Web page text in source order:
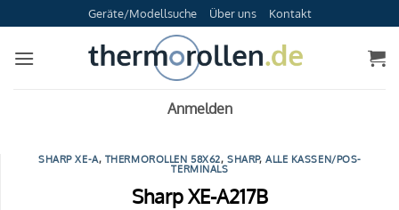
Inhalt
springen
Geräte/Modellsuche Über uns Kontakt
Anmelden
SHARP XE-A, THERMOROLLEN 58X62,SHARP, ALLE KASSEN/POS-
TERMINALS
Sharp XE-A217B